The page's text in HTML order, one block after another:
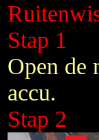
Stap 1
Open de
accu.
Stap 2